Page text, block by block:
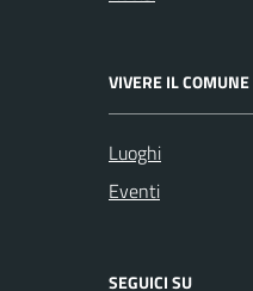
VIVERE IL COMUNE
Luoghi
Eventi
SEGUICI SU